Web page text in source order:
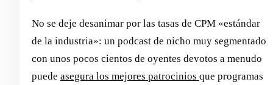
No se deje desanimar por las tasas de CPM «estándar
de la industria»: un podcast de nicho muy segmentado
con unos pocos cientos de oyentes devotos a menudo
puede asegura los mejores patrocinios que programas